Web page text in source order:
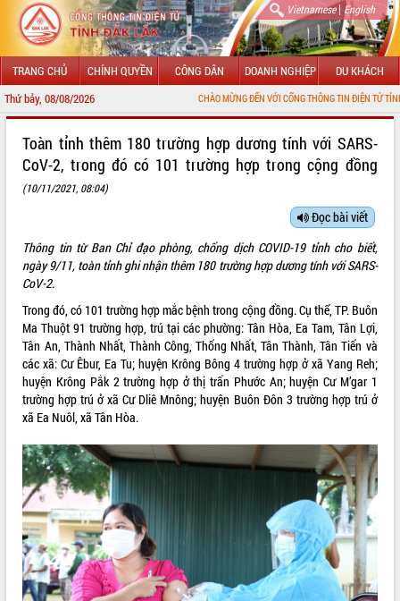
Vietnamese| English
TRANG CHỦ CHÍNH QUYỀN CÔNG DÂN DOANH NGHIỆP DU KHÁCH
Thứ bảy, 08/08/2026 CHÀO MỪNG ĐẾN VỚI CỔNG THÔNG TIN ĐIỆN TỬ TỈNH ĐẮK LẮK
LÃNH ĐẠO UBND TỈNH
SỞ, BAN, NGÀNH
UBND CÁC XÃ, PHƯỜNG
THÔNG TIN CHỈ ĐẠO ĐIỀU HÀNH
HỆ THỐNG VĂN BẢN
VĂN BẢN HĐND TỈNH
ĐIỂM TIN VĂN BẢN
QUY HOẠCH - KẾ HOẠCH
Toàn tỉnh thêm 180 trường hợp dương tính với SARS-
CoV-2, trong đó có 101 trường hợp trong cộng đồng
(10/11/2021, 08:04)
Đọc bài viết
Thông tin từ Ban Chỉ đạo phòng, chống dịch COVID-19 tỉnh cho biết,
ngày 9/11, toàn tỉnh ghi nhận thêm 180 trường hợp dương tính với SARS-
CoV-2.
Trong đó, có 101 trường hợp mắc bệnh trong cộng đồng. Cụ thể, TP. Buôn
Ma Thuột 91 trường hợp, trú tại các phường: Tân Hòa, Ea Tam, Tân Lợi,
Tân An, Thành Nhất, Thành Công, Thống Nhất, Tân Thành, Tân Tiến và
các xã: Cư Êbur, Ea Tu; huyện Krông Bông 4 trường hợp ở xã Yang Reh;
huyện Krông Pắk 2 trường hợp ở thị trấn Phước An; huyện Cư M’gar 1
trường hợp trú ở xã Cư Dliê Mnông; huyện Buôn Đôn 3 trường hợp trú ở
xã Ea Nuôl, xã Tân Hòa.